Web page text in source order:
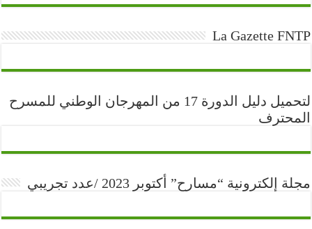
La Gazette FNTP
لتحميل دليل الدورة 17 من المهرجان الوطني للمسرح
المحترف
مجلة إلكترونية “مسارح” أكتوبر 2023 /عدد تجريبي